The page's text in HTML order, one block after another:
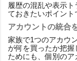
履歴の混乱や表示
ておきたいポイント
アカウントの統合
家族で1つのアカウ
が何を買ったか把
ためにも、個別のア